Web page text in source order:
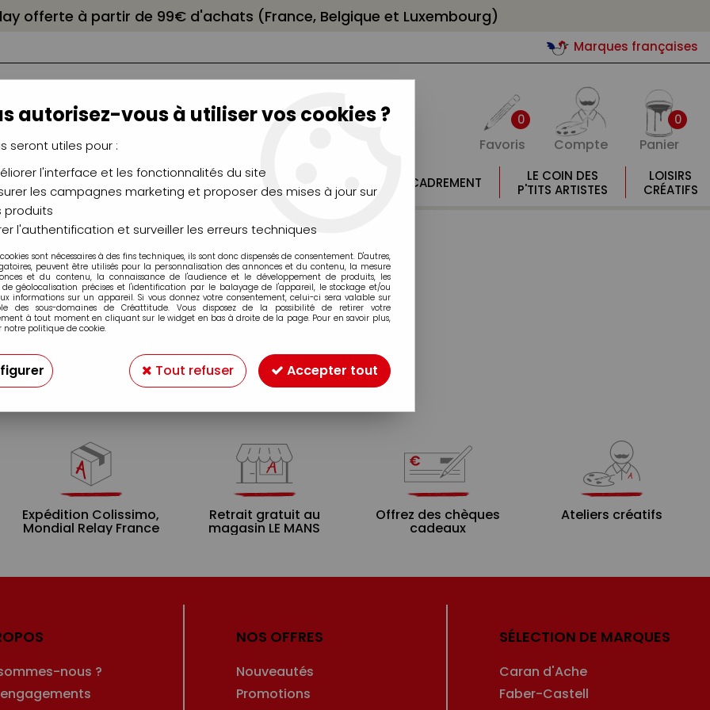
offerte à partir de 99€ d'achats (France, Belgique et Luxembourg)
Marques françaises
0
Favoris Compte
0
Panier
CHÂSSIS
CHEVALETS
AÉROGRAPHIE
MODÉLISME
MOULAGE
ENCADREMENT
LE COIN DES
P'TITS ARTISTES
LOISIRS
CRÉATIFS
Sofinco
Expédition Colissimo,
Mondial Relay France
Retrait gratuit au
magasin LE MANS
Offrez des chèques
cadeaux
Ateliers créatifs
nous ?
NOS OFFRES
Nouveautés
Promotions
SÉLECTION DE MARQUES
Caran d'Ache
Faber-Castell
autorisez-vous à utiliser vos cookies ?
seront utiles pour :
l'interface et les fonctionnalités du site
les campagnes marketing et proposer des mises à jour sur
produits
l'authentification et surveiller les erreurs techniques
sont nécessaires à des fins techniques, ils sont donc dispensés de consentement. D'autres,
peuvent être utilisés pour la personnalisation des annonces et du contenu, la mesure
et du contenu, la connaissance de l'audience et le développement de produits, les
de géolocalisation précises et l'identification par le balayage de l'appareil, le stockage et/ou
informations sur un appareil. Si vous donnez votre consentement, celui-ci sera valable sur
des sous-domaines de Créattitude. Vous disposez de la possibilité de retirer votre
à tout moment en cliquant sur le widget en bas à droite de la page. Pour en savoir plus,
notre politique de cookie.
Tout refuser Accepter tout